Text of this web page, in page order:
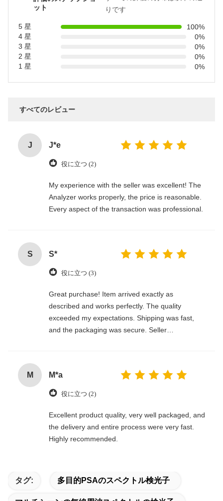
ット
りです
5 星
100%
4 星
0%
3 星
0%
2 星
0%
1 星
0%
すべてのレビュー
J J*e
役に立つ (2)
My experience with the seller was excellent! The
Analyzer works properly, the price is reasonable.
Every aspect of the transaction was professional.
S S*
役に立つ (3)
Great purchase! Item arrived exactly as
described and works perfectly. The quality
exceeded my expectations. Shipping was fast,
and the packaging was secure. Seller
M M*a
役に立つ (2)
Excellent product quality, very well packaged, and
the delivery and entire process were very fast.
Highly recommended.
タグ: 多目的PSAのスペクトル検光子